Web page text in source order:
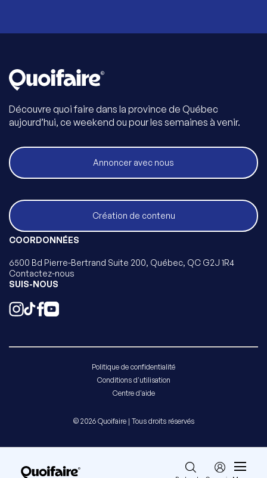
Découvre quoi faire dans la province de Québec
aujourd’hui, ce weekend ou pour les semaines à venir.
Annoncer avec nous
Création de contenu
COORDONNÉES
6500 Bd Pierre-Bertrand Suite 200, Québec, QC G2J 1R4
Contactez-nous
SUIS-NOUS
Politique de confidentialité
Conditions d'utilisation
Centre d'aide
© 2026 Quoifaire | Tous droits réservés